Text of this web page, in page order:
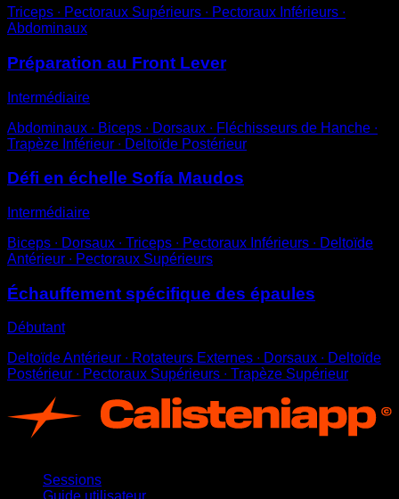
Triceps ∙ Pectoraux Supérieurs ∙ Pectoraux Inférieurs ∙
Abdominaux
Préparation au Front Lever
Intermédiaire
Abdominaux ∙ Biceps ∙ Dorsaux ∙ Fléchisseurs de Hanche ∙
Trapèze Inférieur ∙ Deltoïde Postérieur
Défi en échelle Sofía Maudos
Intermédiaire
Biceps ∙ Dorsaux ∙ Triceps ∙ Pectoraux Inférieurs ∙ Deltoïde
Antérieur ∙ Pectoraux Supérieurs
Échauffement spécifique des épaules
Débutant
Deltoïde Antérieur ∙ Rotateurs Externes ∙ Dorsaux ∙ Deltoïde
Postérieur ∙ Pectoraux Supérieurs ∙ Trapèze Supérieur
Sessions
Guide utilisateur